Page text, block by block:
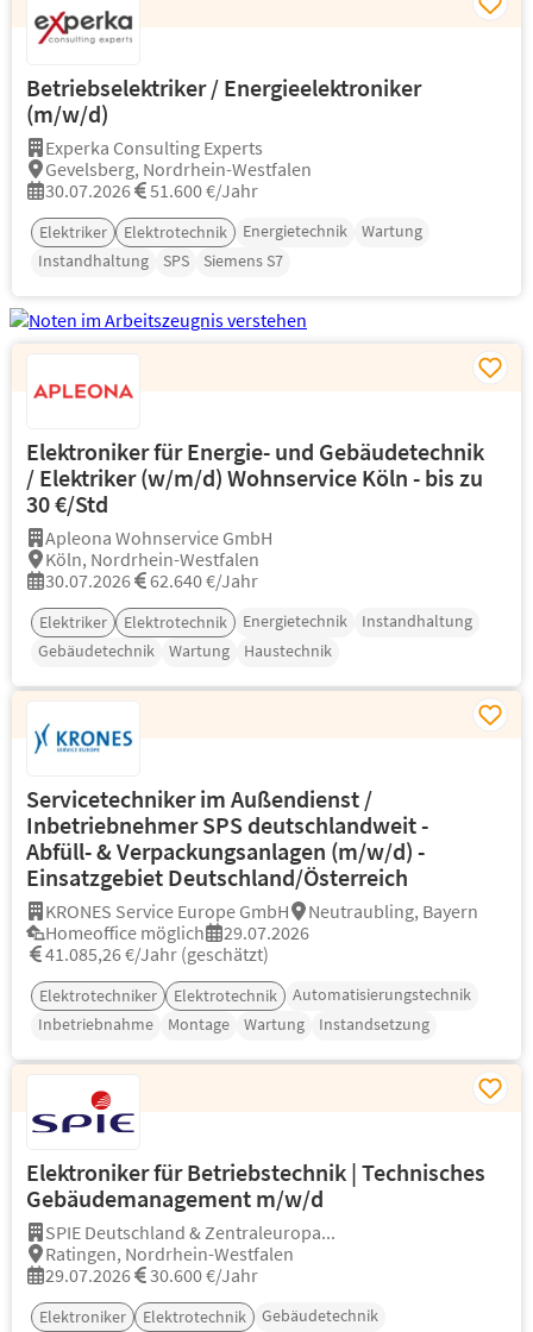
Betriebselektriker / Energieelektroniker
(m/w/d)
Experka Consulting Experts
Gevelsberg, Nordrhein-Westfalen
30.07.2026
51.600 €/Jahr
Elektriker Elektrotechnik Energietechnik
Wartung
Instandhaltung
SPS Siemens S7
Elektroniker für Energie- und Gebäudetechnik
/ Elektriker (w/m/d) Wohnservice Köln - bis zu
30 €/Std
Apleona Wohnservice GmbH
Köln, Nordrhein-Westfalen
30.07.2026
62.640 €/Jahr
Elektriker Elektrotechnik Energietechnik
Instandhaltung
Gebäudetechnik
Wartung Haustechnik
Servicetechniker im Außendienst /
Inbetriebnehmer SPS deutschlandweit -
Abfüll- & Verpackungsanlagen (m/w/d) -
Einsatzgebiet Deutschland/Österreich
KRONES Service Europe GmbH
Neutraubling, Bayern
Homeoffice möglich
29.07.2026
41.085,26 €/Jahr (geschätzt)
Elektrotechniker Elektrotechnik
Automatisierungstechnik
Inbetriebnahme
Montage Wartung Instandsetzung
Elektroniker für Betriebstechnik | Technisches
Gebäudemanagement m/w/d
SPIE Deutschland & Zentraleuropa...
Ratingen, Nordrhein-Westfalen
29.07.2026
30.600 €/Jahr
Elektroniker Elektrotechnik
Gebäudetechnik